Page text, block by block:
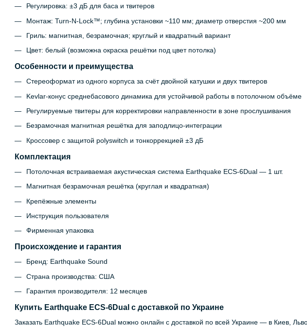
Регулировка: ±3 дБ для баса и твитеров
Монтаж: Turn‑N‑Lock™; глубина установки ~110 мм; диаметр отверстия ~200 мм
Гриль: магнитная, безрамочная; круглый и квадратный вариант
Цвет: белый (возможна окраска решётки под цвет потолка)
Особенности и преимущества
Стереоформат из одного корпуса за счёт двойной катушки и двух твитеров
Kevlar-конус среднебасового динамика для устойчивой работы в потолочном объёме
Регулируемые твитеры для корректировки направленности в зоне прослушивания
Безрамочная магнитная решётка для заподлицо-интеграции
Кроссовер с защитой polyswitch и тонкоррекцией ±3 дБ
Комплектация
Потолочная встраиваемая акустическая система Earthquake ECS-6Dual — 1 шт.
Магнитная безрамочная решётка (круглая и квадратная)
Крепёжные элементы
Инструкция пользователя
Фирменная упаковка
Происхождение и гарантия
Бренд: Earthquake Sound
Страна производства: США
Гарантия производителя: 12 месяцев
Купить Earthquake ECS-6Dual с доставкой по Украине
Заказать Earthquake ECS-6Dual можно онлайн с доставкой по всей Украине — в Киев,